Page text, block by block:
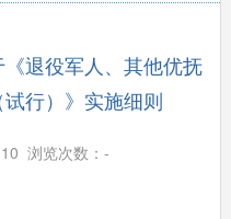
退役军人、其他优抚
行）》实施细则
浏览次数：-